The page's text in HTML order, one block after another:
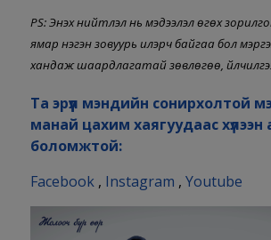
PS: Энэхүү нийтлэл нь мэдээлэл өгөх
ямар нэгэн зовуурь илэрч байгаа бол
хандаж шаардлагатай зөвлөгөө,
Та эрүүл мэндийн сонирхолтой
манай цахим хаягуудаас хүлээн
боломжтой:
Facebook, Instagram , Youtube